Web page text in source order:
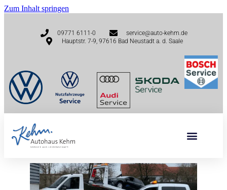
Zum Inhalt springen
09771 6111-0
service@auto-kehm.de
Hauptstr. 7-9, 97616 Bad Neustadt a. d. Saale